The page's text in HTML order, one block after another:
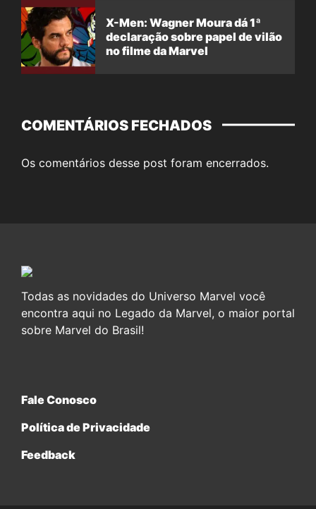
X-Men: Wagner Moura dá 1ª
declaração sobre papel de vilão
no filme da Marvel
COMENTÁRIOS FECHADOS
Os comentários desse post foram encerrados.
Todas as novidades do Universo Marvel você
encontra aqui no Legado da Marvel, o maior portal
sobre Marvel do Brasil!
Fale Conosco
Política de Privacidade
Feedback